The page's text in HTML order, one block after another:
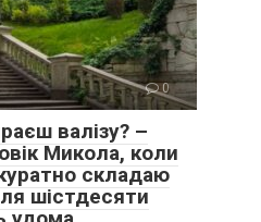
0
валізу? –
Микола, коли
складаю
шістдесяти